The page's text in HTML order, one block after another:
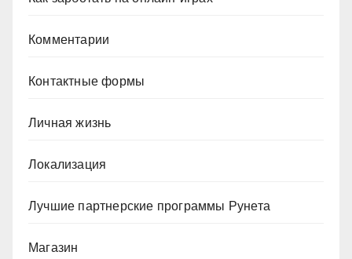
Комментарии
Контактные формы
Личная жизнь
Локализация
Лучшие партнерские программы Рунета
Магазин